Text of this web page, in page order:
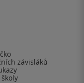
závisláků